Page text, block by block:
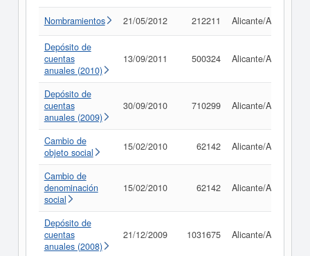
Nombramientos 21/05/2012 212211 Alicante/Alacant
Depósito de
cuentas
anuales (2010)
13/09/2011 500324 Alicante/Alacant
Depósito de
cuentas
anuales (2009)
30/09/2010 710299 Alicante/Alacant
Cambio de
objeto social
15/02/2010 62142 Alicante/Alacant
Cambio de
denominación
social
15/02/2010 62142 Alicante/Alacant
Depósito de
cuentas
anuales (2008)
21/12/2009 1031675 Alicante/Alacant